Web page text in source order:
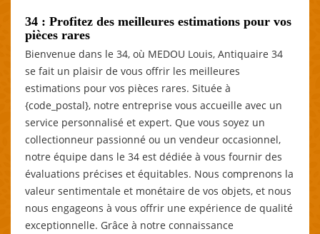
34 : Profitez des meilleures estimations pour vos
pièces rares
Bienvenue dans le 34, où MEDOU Louis, Antiquaire 34
se fait un plaisir de vous offrir les meilleures
estimations pour vos pièces rares. Située à
{code_postal}, notre entreprise vous accueille avec un
service personnalisé et expert. Que vous soyez un
collectionneur passionné ou un vendeur occasionnel,
notre équipe dans le 34 est dédiée à vous fournir des
évaluations précises et équitables. Nous comprenons la
valeur sentimentale et monétaire de vos objets, et nous
nous engageons à vous offrir une expérience de qualité
exceptionnelle. Grâce à notre connaissance